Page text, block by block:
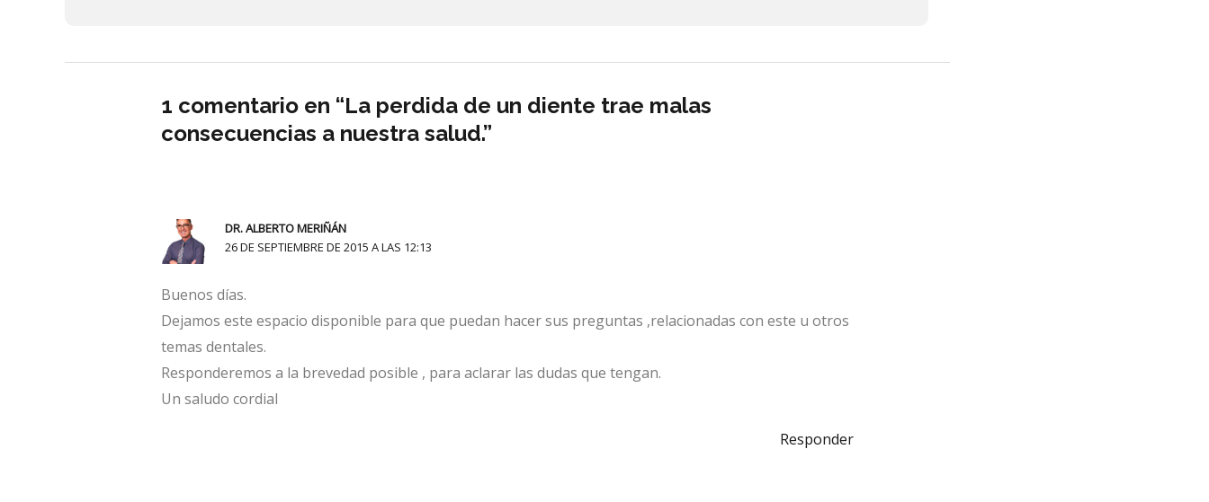
1 comentario en “La perdida de un diente trae malas
consecuencias a nuestra salud.”
DR. ALBERTO MERIÑÁN
26 DE SEPTIEMBRE DE 2015 A LAS 12:13
Buenos días.
Dejamos este espacio disponible para que puedan hacer sus preguntas ,relacionadas con este u otros
temas dentales.
Responderemos a la brevedad posible , para aclarar las dudas que tengan.
Un saludo cordial
Responder